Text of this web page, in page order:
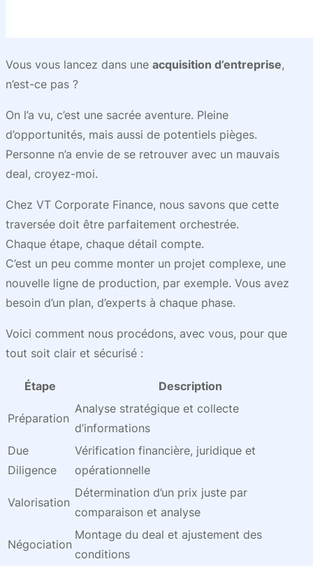
Vous vous lancez dans une acquisition d’entreprise,
n’est-ce pas ?
On l’a vu, c’est une sacrée aventure. Pleine
d’opportunités, mais aussi de potentiels pièges.
Personne n’a envie de se retrouver avec un mauvais
deal, croyez-moi.
Chez VT Corporate Finance, nous savons que cette
traversée doit être parfaitement orchestrée.
Chaque étape, chaque détail compte.
C’est un peu comme monter un projet complexe, une
nouvelle ligne de production, par exemple. Vous avez
besoin d’un plan, d’experts à chaque phase.
Voici comment nous procédons, avec vous, pour que
tout soit clair et sécurisé :
Étape Description
Préparation
Analyse stratégique et collecte
d’informations
Due
Diligence
Vérification financière, juridique et
opérationnelle
Valorisation
Détermination d’un prix juste par
comparaison et analyse
Négociation
Montage du deal et ajustement des
conditions